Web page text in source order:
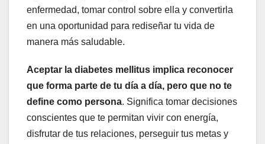
enfermedad, tomar control sobre ella y convertirla
en una oportunidad para rediseñar tu vida de
manera más saludable.
Aceptar la diabetes mellitus implica reconocer
que forma parte de tu día a día, pero que no te
define como persona. Significa tomar decisiones
conscientes que te permitan vivir con energía,
disfrutar de tus relaciones, perseguir tus metas y